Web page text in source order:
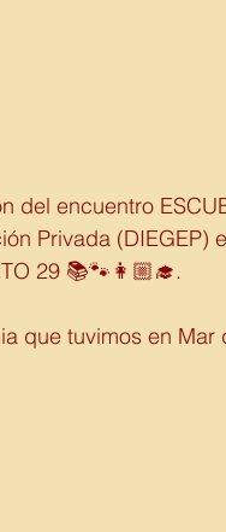
del encuentro
Privada (DIEGEP)
29 📚🐾👩🏼‍🎓.
que tuvimos en